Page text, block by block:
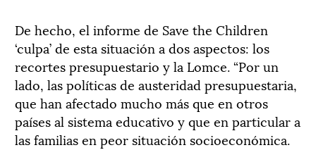
De hecho, el informe de Save the Children
‘culpa’ de esta situación a dos aspectos: los
recortes presupuestario y la Lomce. “Por un
lado, las políticas de austeridad presupuestaria,
que han afectado mucho más que en otros
países al sistema educativo y que en particular a
las familias en peor situación socioeconómica.